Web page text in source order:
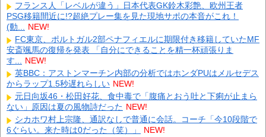
フランス人「レベルが違う」日本代表GK鈴木彩艶、欧州王者
PSG移籍間近に!?超絶プレー集を見た現地サポの本音がこれ！
(動... NEW!
FC東京、ポルトガル2部ペナフィエルに期限付き移籍していたMF
安斎颯馬の復帰を発表 「自分にできることを精一杯頑張りま
す... NEW!
英BBC：アストンマーチン内部の分析ではホンダPUはメルセデス
からラップ1.5秒遅れらしい NEW!
元日向坂46・松田好花、食中毒で「腹痛とおう吐と下痢が止まら
ない」原因は夏の風物詩だった NEW!
シカホワ村上宗隆、通訳なしで普通に会話。コーチ「今10段階で
6ぐらい。来た時は0だった（笑）」
NEW!